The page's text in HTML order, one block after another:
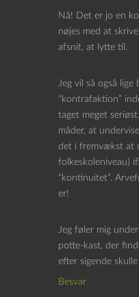
Nå! Det er jo en
nøjes med at
afsnit, at lytte til.
Jeg vil så også
“kontrafaktion”
taget meget
måder, at
det i fremvækst at
folkeskoleniveau)
“kontinuitet”.
er!
Jeg føler mig
potte-kast, der
efter sigende
Besvar